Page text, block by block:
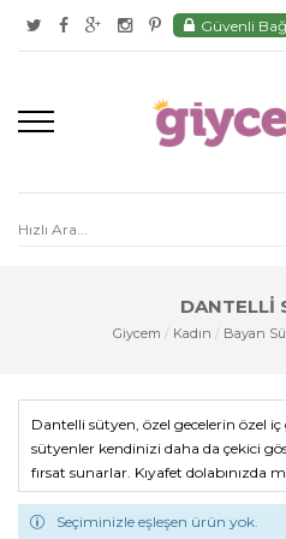
Güvenli
DANTELLI
Giycem / Kadın / Bayan
Dantelli sütyen, özel gecelerin özel
sütyenler kendinizi daha da çekici
fırsat sunarlar. Kıyafet dolabınızda
bulunmalı, ne zaman ihtiyaç
iç giyim, Anıl iç giyim, Orkide iç
Seçiminizle eşleşen ürün yok.